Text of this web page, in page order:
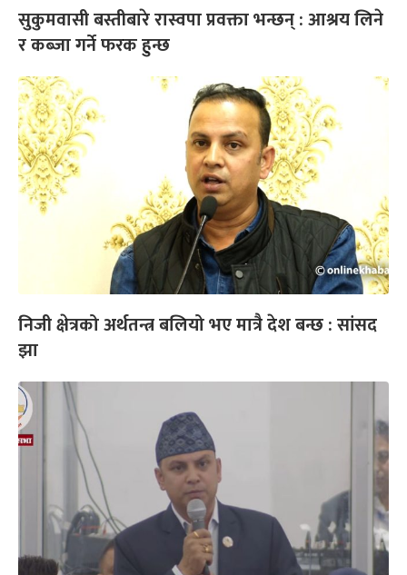
सुकुमवासी बस्तीबारे रास्वपा प्रवक्ता भन्छन् : आश्रय लिने
र कब्जा गर्ने फरक हुन्छ
निजी क्षेत्रको अर्थतन्त्र बलियो भए मात्रै देश बन्छ : सांसद
झा